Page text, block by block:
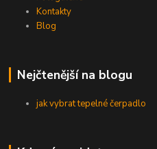
Kontakty
Blog
Nejčtenější na blogu
jak vybrat tepelné čerpadlo